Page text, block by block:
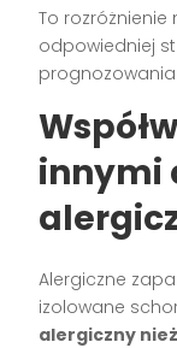
To
odpowiedniej
innymi
Alergiczne
izolowane
alergiczny